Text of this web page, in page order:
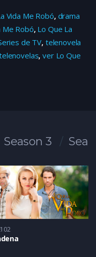
Vida Me Robó, drama
Me Robó, Lo Que La
de TV, telenovela
,ver Lo Que
Season 3